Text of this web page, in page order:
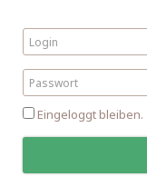
Eingeloggt bleiben.